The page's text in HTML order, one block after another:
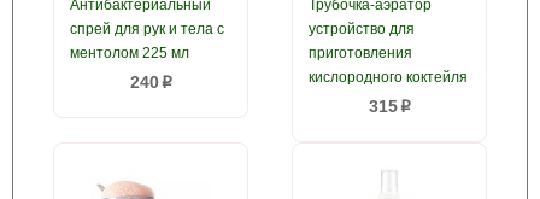
Антибактериальный
спрей для рук и тела с
ментолом 225 мл
240p
Трубочка-аэратор
устройство для
приготовления
кислородного коктейля
315p